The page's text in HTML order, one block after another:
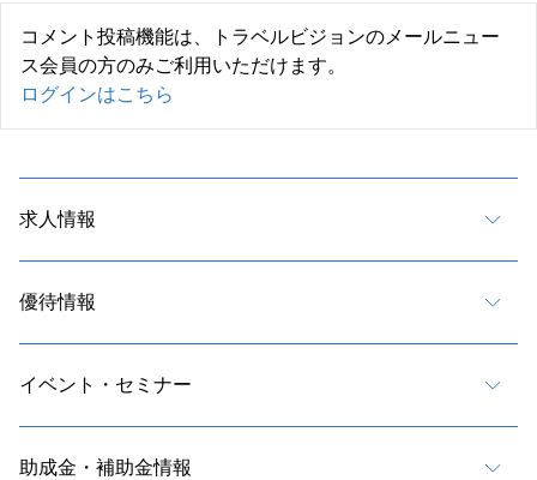
コメント投稿機能は、トラベルビジョンのメールニュー
ス会員の方のみご利用いただけます。
ログインはこちら
求人情報
優待情報
イベント・セミナー
助成金・補助金情報